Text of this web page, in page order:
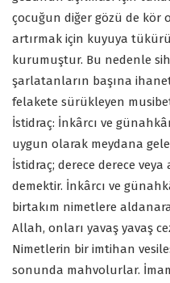
çocuğun diğer gözü de kör
artırmak için kuyuya
kurumuştur. Bu nedenle
şarlatanların başına
felakete sürükleyen
İstidraç: İnkârcı ve
uygun olarak meydana
İstidraç; derece derece
demektir. İnkârcı ve
birtakım nimetlere
Allah, onları yavaş yavaş
Nimetlerin bir imtihan
sonunda mahvolurlar.